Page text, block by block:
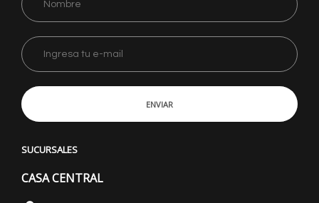
ENVIAR
SUCURSALES
CASA CENTRAL